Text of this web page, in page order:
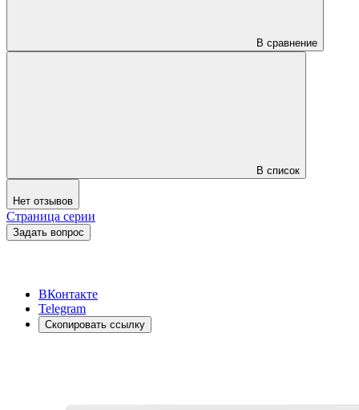
В сравнение
В список
Нет отзывов
Страница серии
Задать вопрос
ВКонтакте
Telegram
Скопировать ссылку